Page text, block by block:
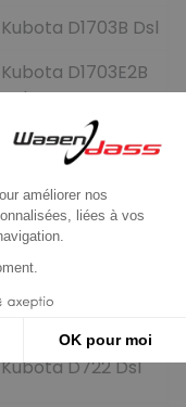
Kubota D1703B Dsl
Kubota D1703E2B
Dsl
Kubota D1703EB
Kubota D1703B Dsl
Dsl
Kubota D722 Dsl